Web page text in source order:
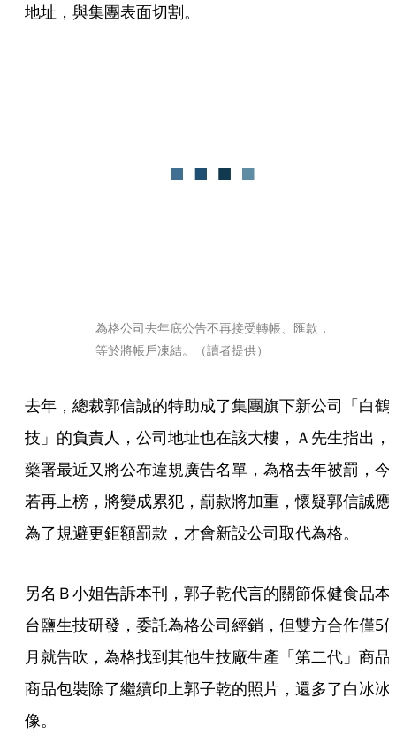
地址，與集團表面切割。
為格公司去年底公告不再接受轉帳、匯款，
等於將帳戶凍結。（讀者提供）
去年，總裁郭信誠的特助成了集團旗下新公司「白鶴
技」的負責人，公司地址也在該大樓，Ａ先生指出，
藥署最近又將公布違規廣告名單，為格去年被罰，今
若再上榜，將變成累犯，罰款將加重，懷疑郭信誠應
為了規避更鉅額罰款，才會新設公司取代為格。
另名Ｂ小姐告訴本刊，郭子乾代言的關節保健食品本
台鹽生技研發，委託為格公司經銷，但雙方合作僅5
月就告吹，為格找到其他生技廠生產「第二代」商品
商品包裝除了繼續印上郭子乾的照片，還多了白冰冰
像。